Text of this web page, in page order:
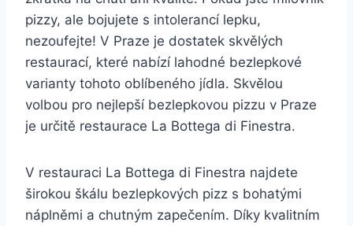
pizzy, ale bojujete s intolerancí lepku,
nezoufejte! V Praze je dostatek skvělých
restaurací, které nabízí lahodné bezlepkové
varianty tohoto oblíbeného jídla. Skvělou
volbou pro nejlepší bezlepkovou pizzu v Praze
je určitě restaurace La Bottega di Finestra.
V restauraci La Bottega di Finestra najdete
širokou škálu bezlepkových pizz s bohatými
náplněmi a chutným zapečením. Díky kvalitním